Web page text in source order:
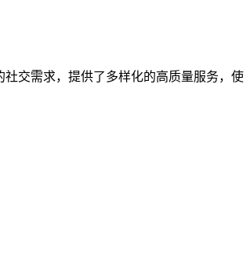
交需求，提供了多样化的高质量服务，使